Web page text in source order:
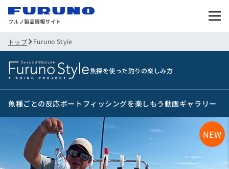
トップ Furuno Style
魚探を使った釣りの楽しみ方
魚種ごとの反応ボートフィッシングを楽しもう動画ギャラリー